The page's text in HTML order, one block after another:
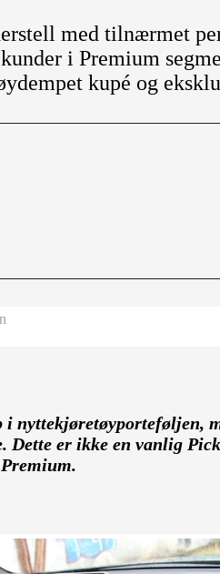
med tilnærmet
i Premium
kupé og
i nyttekjøretøyporteføljen,
Dette er ikke en vanlig